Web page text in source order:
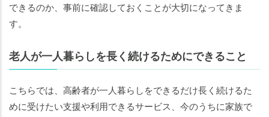
できるのか、事前に確認しておくことが大切になってきま
す。
老人が一人暮らしを長く続けるためにできること
こちらでは、高齢者が一人暮らしをできるだけ長く続けるた
めに受けたい支援や利用できるサービス、今のうちに家族で